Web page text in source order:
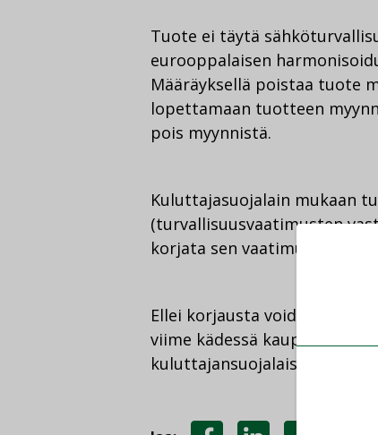
Tuote ei täytä
eurooppalaisen
Määräyksellä poistaa tuote
lopettamaan tuotteen
pois myynnistä.
Kuluttajasuojalain mukaan
(turvallisuusvaatimusten
korjata sen vaatimusten
Ellei korjausta voida tehdä,
viime kädessä kaupan saa
kuluttajansuojalaissa.